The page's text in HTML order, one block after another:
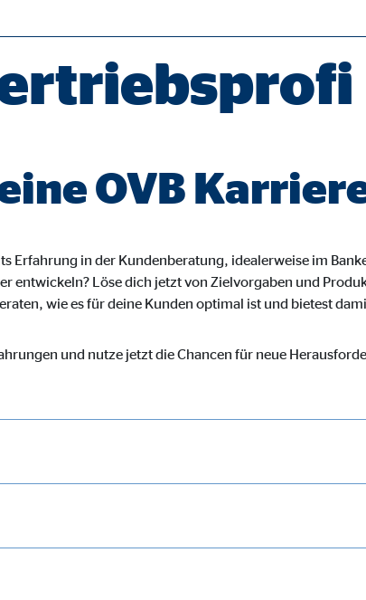
OVB
Erfahrung in der Kundenberatung, idealerweise im
entwickeln? Löse dich jetzt von Zielvorgaben und
wie es für deine Kunden optimal ist und bietest
und nutze jetzt die Chancen für neue
sind für die einwandfreie Funktion der Website erforderlich.
von Benutzereinstellungen
Einwilligungen